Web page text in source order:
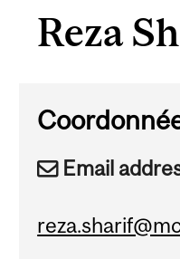
navigation
Reza
Email